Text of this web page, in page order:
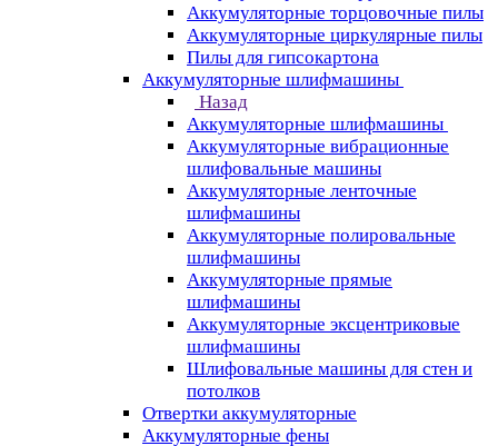
Аккумуляторные торцовочные пилы
Аккумуляторные циркулярные пилы
Пилы для гипсокартона
Аккумуляторные шлифмашины
Назад
Аккумуляторные шлифмашины
Аккумуляторные вибрационные
шлифовальные машины
Аккумуляторные ленточные
шлифмашины
Аккумуляторные полировальные
шлифмашины
Аккумуляторные прямые
шлифмашины
Аккумуляторные эксцентриковые
шлифмашины
Шлифовальные машины для стен и
потолков
Отвертки аккумуляторные
Аккумуляторные фены